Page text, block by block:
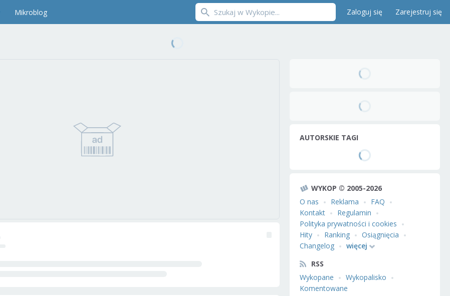
Mikroblog Zaloguj się Zarejestruj się
AUTORSKIE TAGI
WYKOP © 2005-2026
O nas
Reklama
FAQ
Kontakt
Regulamin
Polityka prywatności i cookies
Hity
Ranking
Osiągnięcia
Changelog
więcej
RSS
Wykopane
Wykopalisko
Komentowane